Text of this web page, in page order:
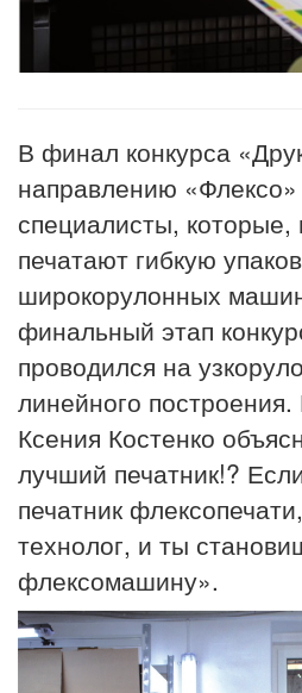
В финал конкурса
направлению
специалисты, которые,
печатают гибкую
широкорулонных
финальный этап
проводился на
линейного
Ксения Костенко
лучший печатник!?
печатник
технолог, и ты
флексомашину».